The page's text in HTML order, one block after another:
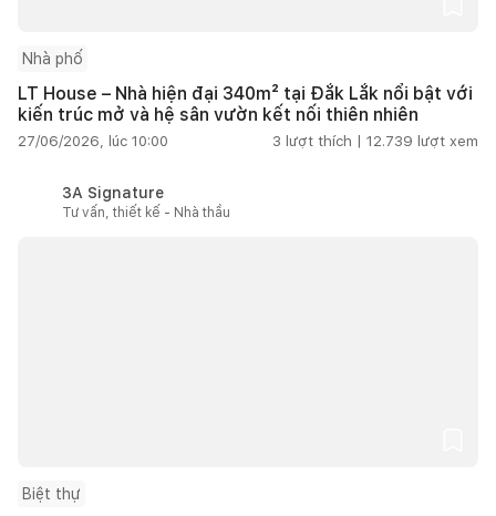
Nhà phố
LT House – Nhà hiện đại 340m² tại Đắk Lắk nổi bật với
kiến trúc mở và hệ sân vườn kết nối thiên nhiên
27/06/2026, lúc 10:00 3 lượt thích | 12.739 lượt xem
3A Signature
Tư vấn, thiết kế - Nhà thầu
Biệt thự